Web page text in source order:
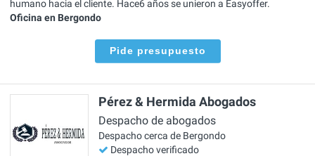
humano hacia el cliente. Hace6 años se unieron a Easyoffer.
Oficina en Bergondo
Pide presupuesto
Pérez & Hermida Abogados
Despacho de abogados
Despacho cerca de Bergondo
Despacho verificado